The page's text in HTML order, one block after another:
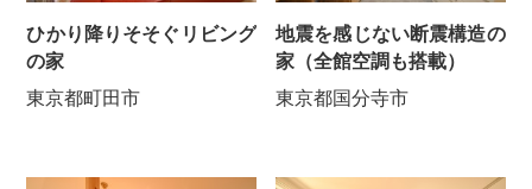
ひかり降りそそぐリビング
の家
東京都町田市
地震を感じない断震構造の
家（全館空調も搭載）
東京都国分寺市